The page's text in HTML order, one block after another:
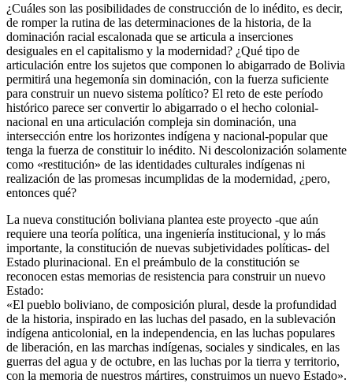
¿Cuáles son las posibilidades de construcción de lo inédito, es decir,
de romper la rutina de las determinaciones de la historia, de la
dominación racial escalonada que se articula a inserciones
desiguales en el capitalismo y la modernidad? ¿Qué tipo de
articulación entre los sujetos que componen lo abigarrado de Bolivia
permitirá una hegemonía sin dominación, con la fuerza suficiente
para construir un nuevo sistema político? El reto de este período
histórico parece ser convertir lo abigarrado o el hecho colonial-
nacional en una articulación compleja sin dominación, una
intersección entre los horizontes indígena y nacional-popular que
tenga la fuerza de constituir lo inédito. Ni descolonización solamente
como «restitución» de las identidades culturales indígenas ni
realización de las promesas incumplidas de la modernidad, ¿pero,
entonces qué?
La nueva constitución boliviana plantea este proyecto -que aún
requiere una teoría política, una ingeniería institucional, y lo más
importante, la constitución de nuevas subjetividades políticas- del
Estado plurinacional. En el preámbulo de la constitución se
reconocen estas memorias de resistencia para construir un nuevo
Estado:
«El pueblo boliviano, de composición plural, desde la profundidad
de la historia, inspirado en las luchas del pasado, en la sublevación
indígena anticolonial, en la independencia, en las luchas populares
de liberación, en las marchas indígenas, sociales y sindicales, en las
guerras del agua y de octubre, en las luchas por la tierra y territorio,
con la memoria de nuestros mártires, construimos un nuevo Estado».